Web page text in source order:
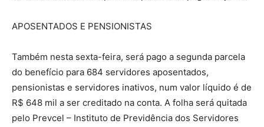
APOSENTADOS E PENSIONISTAS
Também nesta sexta-feira, será pago a segunda parcela
do benefício para 684 servidores aposentados,
pensionistas e servidores inativos, num valor líquido é de
R$ 648 mil a ser creditado na conta. A folha será quitada
pelo Prevcel – Instituto de Previdência dos Servidores